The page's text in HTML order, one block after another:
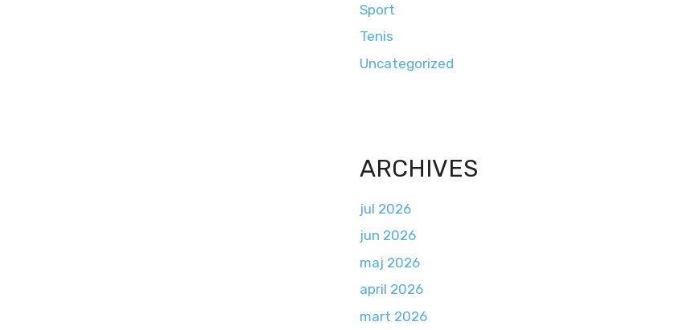
Sport
Tenis
Uncategorized
ARCHIVES
jul 2026
jun 2026
maj 2026
april 2026
mart 2026